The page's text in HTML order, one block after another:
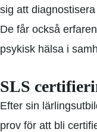
sig att
De får också
psykisk hälsa i
SLS
Efter sin
prov för att bli